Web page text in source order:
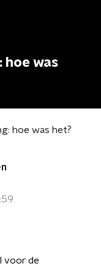
hoe was
hoe was het?
voor de